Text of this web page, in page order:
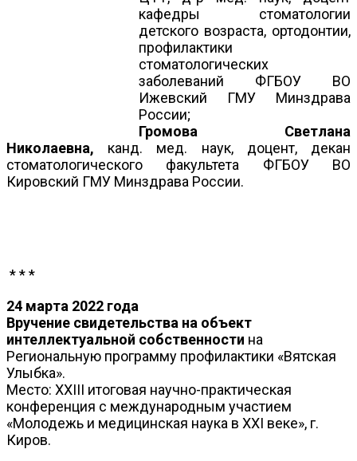
кафедры стоматологии
детского возраста, ортодонтии,
профилактики
стоматологических
заболеваний ФГБОУ ВО
Ижевский ГМУ Минздрава
России;
Громова Светлана
Николаевна, канд. мед. наук, доцент, декан
стоматологического факультета ФГБОУ ВО
Кировский ГМУ Минздрава России.
* * *
24 марта 2022 года
Вручение свидетельства на объект
интеллектуальной собственности на
Региональную программу профилактики «Вятская
Улыбка».
Место: XXIII итоговая научно-практическая
конференция с международным участием
«Молодежь и медицинская наука в XXI веке», г.
Киров.